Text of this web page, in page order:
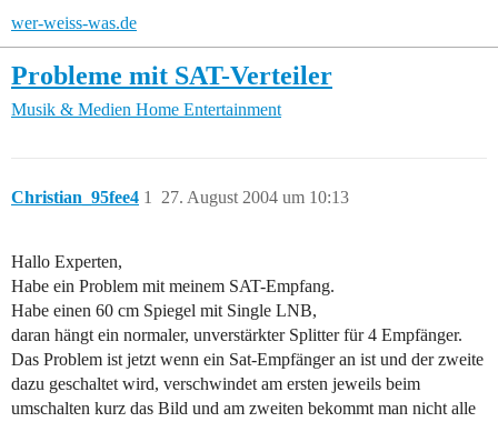
wer-weiss-was.de
Probleme mit SAT-Verteiler
Musik & Medien Home Entertainment
Christian_95fee4 27. August 2004 um 10:13
1
Hallo Experten,
Habe ein Problem mit meinem SAT-Empfang.
Habe einen 60 cm Spiegel mit Single LNB,
daran hängt ein normaler, unverstärkter Splitter für 4 Empfänger.
Das Problem ist jetzt wenn ein Sat-Empfänger an ist und der zweite
dazu geschaltet wird, verschwindet am ersten jeweils beim
umschalten kurz das Bild und am zweiten bekommt man nicht alle